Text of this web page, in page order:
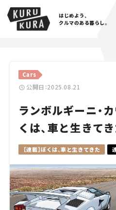
はじめよう、
クルマのある暮らし。
Cars
公開日：2025.08.21
ランボルギーニ・
くは、車と生きて
【連載】ぼくは、車と生きてきた
Cars
Lifestyle
Traffic
Special
Series
Campaign